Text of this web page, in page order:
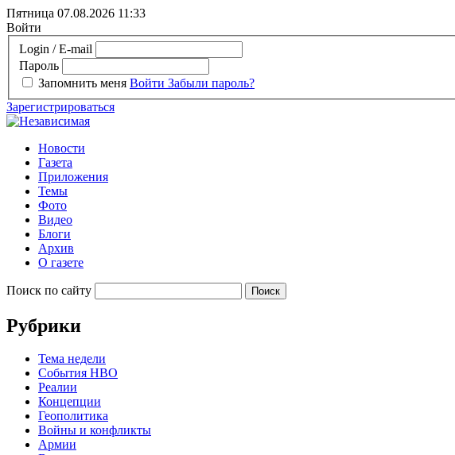
Пятница 07.08.2026 11:33
Войти
Login / E-mail
Пароль
Запомнить меня Войти Забыли пароль?
Зарегистрироваться
Новости
Газета
Приложения
Темы
Фото
Видео
Блоги
Архив
О газете
Поиск по сайту
Рубрики
Тема недели
События НВО
Реалии
Концепции
Геополитика
Войны и конфликты
Армии